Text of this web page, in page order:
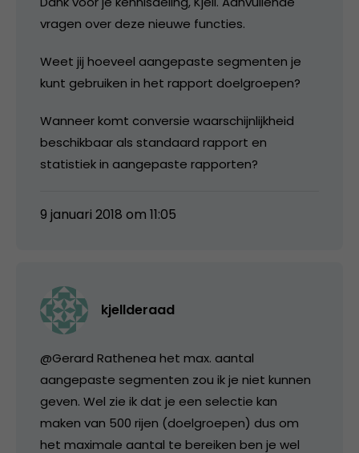
vragen over deze nieuwe functies.
Weet jij hoeveel aangepaste segmenten je
kunt gebruiken in het rapport doelgroepen?
Wanneer komt conversie waarschijnlijkheid
beschikbaar als standaard rapport en
statistiek in aangepaste rapporten?
9 januari 2018 om 11:05
kjellderaad
@Gerard Rathenea het max. aantal
aangepaste segmenten zou ik je niet kunnen
geven. Wel zie ik dat je een selectie kan
maken van 500 rijen (doelgroepen) dus om
het maximale aantal te bereiken ben je wel